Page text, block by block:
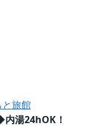
旅館
湯24hOK！